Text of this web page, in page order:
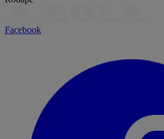
Facebook